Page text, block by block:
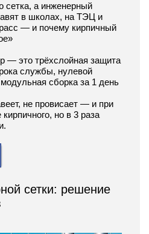
сетка, а инженерный
в школах, на ТЭЦ и
— и почему кирпичный
— это трёхслойная защита
службы, нулевой
сборка за 1 день
не провисает — и при
но в 3 раза
сетки: решение